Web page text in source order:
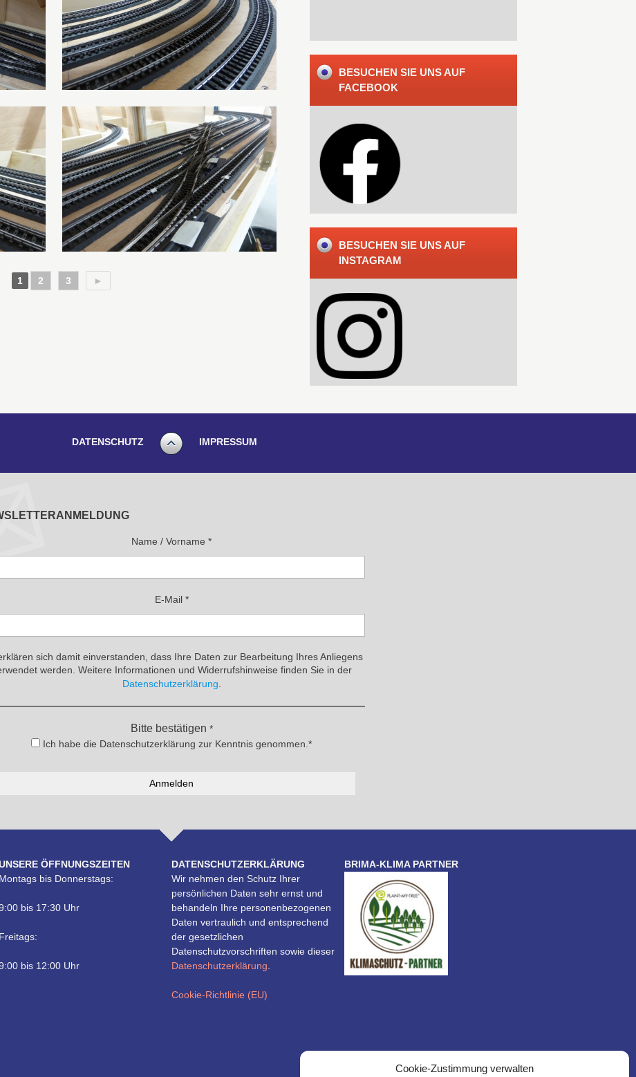
Cookie-Zustimmung verwalten
1 2 3 ►
BESUCHEN SIE UNS AUF
FACEBOOK
BESUCHEN SIE UNS AUF
INSTAGRAM
DATENSCHUTZ IMPRESSUM
Name / Vorname *
E-Mail *
sich damit einverstanden, dass Ihre Daten zur Bearbeitung Ihres Anliegens
werden. Weitere Informationen und Widerrufshinweise finden Sie in der
Datenschutzerklärung
Bitte bestätigen *
Ich habe die Datenschutzerklärung zur Kenntnis genommen.*
ÖFFNUNGSZEITEN
Montags bis Donnerstags:
bis 17:30 Uhr
Freitags:
bis 12:00 Uhr
DATENSCHUTZERKLÄRUNG
Wir nehmen den Schutz Ihrer
persönlichen Daten sehr ernst und
behandeln Ihre personenbezogenen
Daten vertraulich und entsprechend
der gesetzlichen
Datenschutzvorschriften sowie dieser
Datenschutzerklärung
Cookie-Richtlinie (EU)
BRIMA-KLIMA PARTNER